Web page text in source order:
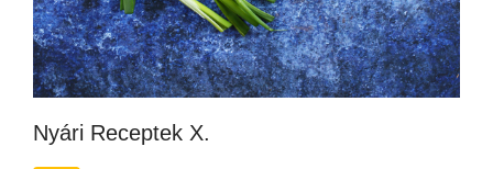
Nyári Receptek X.